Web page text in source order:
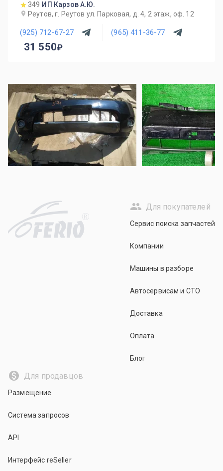
349 ИП Карзов А.Ю.
Реутов, г. Реутов ул. Парковая, д. 4, 2 этаж, оф. 12
(925) 712-67-27 (965) 411-36-77
31 550
R
Для покупателей
Сервис поиска запчастей
Компании
Машины в разборе
Автосервисам и СТО
Доставка
Оплата
Блог
Для продавцов
Размещение
Система запросов
API
Интерфейс reSeller